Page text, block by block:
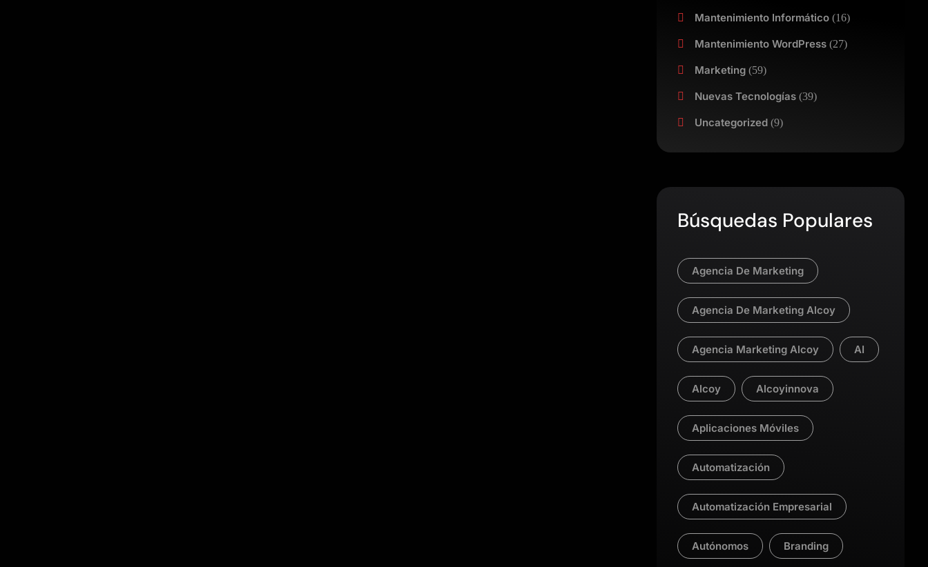
Mantenimiento Informático(16)
Mantenimiento WordPress(27)
Marketing(59)
Nuevas Tecnologías(39)
Uncategorized(9)
Búsquedas Populares
Agencia De Marketing
Agencia De Marketing Alcoy
Agencia Marketing Alcoy AI
Alcoy Alcoyinnova
Aplicaciones Móviles
Automatización
Automatización Empresarial
Autónomos Branding